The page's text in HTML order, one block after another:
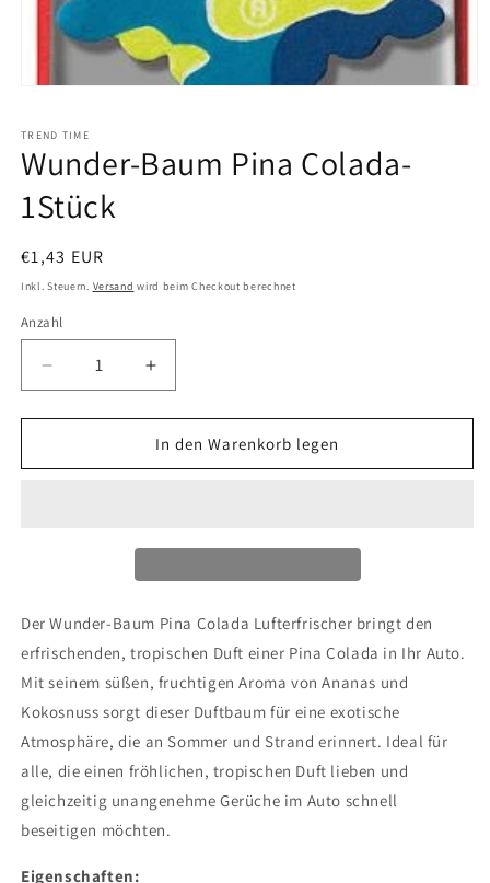
TREND TIME
Wunder-Baum Pina Colada-
1Stück
Normaler
Preis
€1,43 EUR
Inkl. Steuern. Versand wird beim Checkout berechnet
Anzahl
Verringere
die
Menge
Wunder-
Erhöhe
die
Menge
für
Wunder-
In den Warenkorb legen
Der Wunder-Baum Pina Colada Lufterfrischer bringt den
erfrischenden, tropischen Duft einer Pina Colada in Ihr Auto.
Mit seinem süßen, fruchtigen Aroma von Ananas und
Kokosnuss sorgt dieser Duftbaum für eine exotische
Atmosphäre, die an Sommer und Strand erinnert. Ideal für
alle, die einen fröhlichen, tropischen Duft lieben und
gleichzeitig unangenehme Gerüche im Auto schnell
beseitigen möchten.
Eigenschaften: